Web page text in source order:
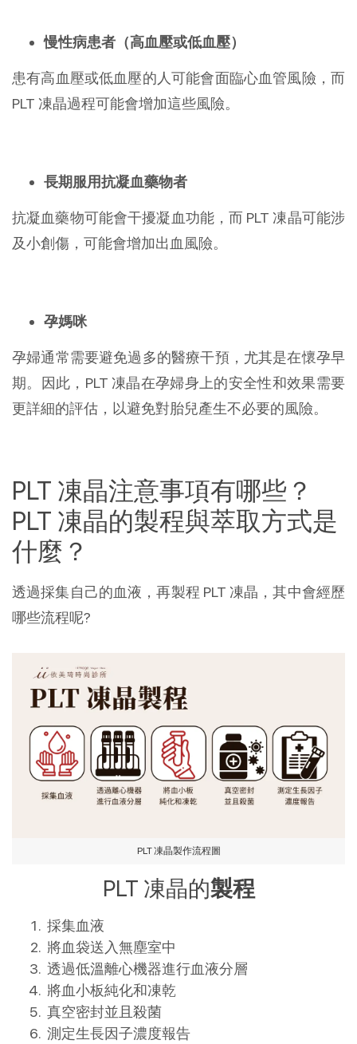
慢性病患者（高血壓或低血壓）
患有高血壓或低血壓的人可能會面臨心血管風險，而
PLT 凍晶過程可能會增加這些風險。
長期服用抗凝血藥物者
抗凝血藥物可能會干擾凝血功能，而 PLT 凍晶可能涉
及小創傷，可能會增加出血風險。
孕媽咪
孕婦通常需要避免過多的醫療干預，尤其是在懷孕早
期。因此，PLT 凍晶在孕婦身上的安全性和效果需要
更詳細的評估，以避免對胎兒產生不必要的風險。
PLT 凍晶注意事項有哪些？
PLT 凍晶的製程與萃取方式是
什麼？
透過採集自己的血液，再製程 PLT 凍晶，其中會經歷
哪些流程呢?
PLT 凍晶製作流程圖
PLT 凍晶的製程
採集血液
將血袋送入無塵室中
透過低溫離心機器進行血液分層
將血小板純化和凍乾
真空密封並且殺菌
測定生長因子濃度報告